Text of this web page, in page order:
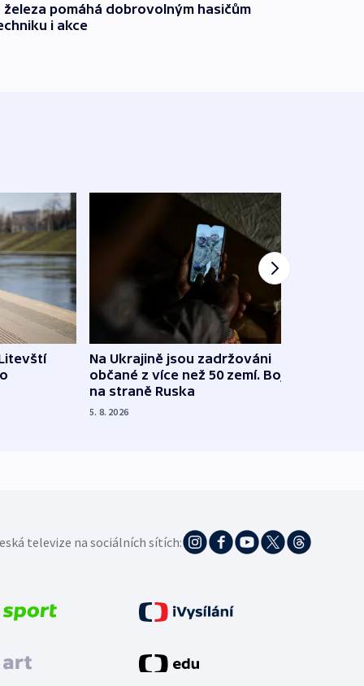
železa pomáhá dobrovolným hasičům
i akce
Na Ukrajině jsou zadržováni
občané z více než 50 zemí. Bojovali
na straně Ruska
5. 8. 2026
televize na sociálních sítích: